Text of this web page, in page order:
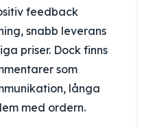
feedback
snabb leverans
priser. Dock finns
som
långa
med ordern.